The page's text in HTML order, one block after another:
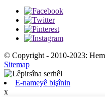
© Copyright - 2010-2023:
Sitemap
E-nameyê bişînin
x